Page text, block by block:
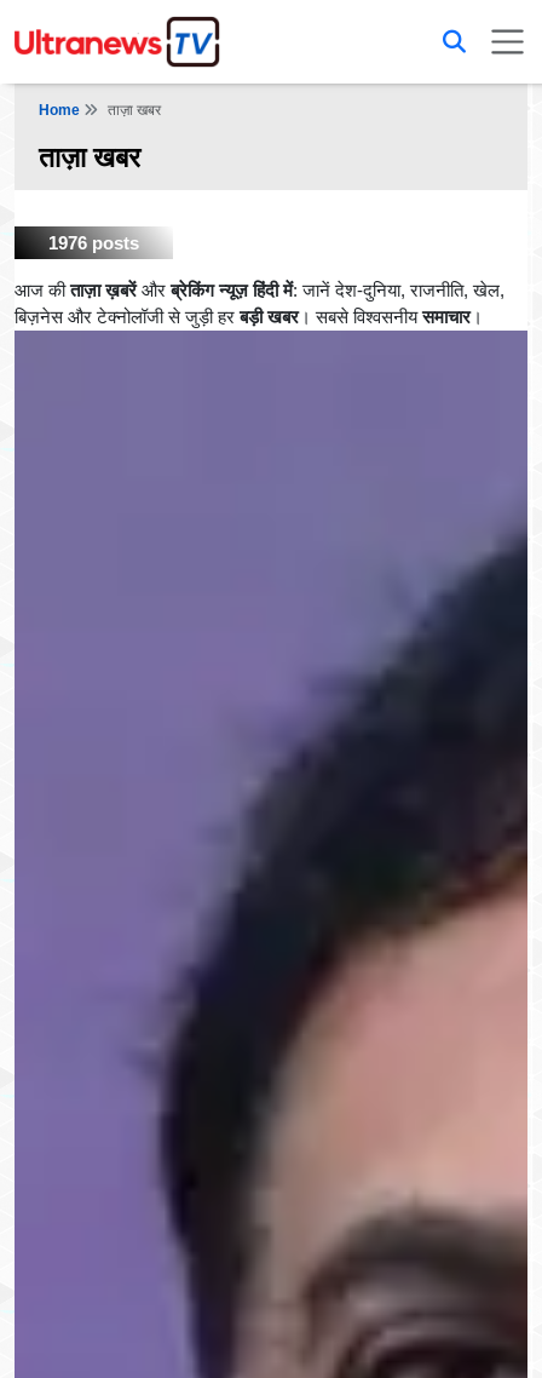
Home ताज़ा खबर
ताज़ा खबर
1976 posts
आज कीताज़ा ख़बरेंऔरब्रेकिंग न्यूज़ हिंदी में: जानें देश-दुनिया, राजनीति, खेल,
बिज़नेस और टेक्नोलॉजी से जुड़ी हरबड़ी खबर। सबसे विश्वसनीयसमाचार।